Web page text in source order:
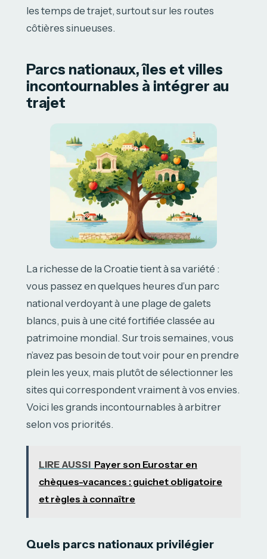
les temps de trajet, surtout sur les routes
côtières sinueuses.
Parcs nationaux, îles et villes
incontournables à intégrer au
trajet
La richesse de la Croatie tient à sa variété :
vous passez en quelques heures d’un parc
national verdoyant à une plage de galets
blancs, puis à une cité fortifiée classée au
patrimoine mondial. Sur trois semaines, vous
n’avez pas besoin de tout voir pour en prendre
plein les yeux, mais plutôt de sélectionner les
sites qui correspondent vraiment à vos envies.
Voici les grands incontournables à arbitrer
selon vos priorités.
LIRE AUSSI Payer son Eurostar en
chèques-vacances : guichet obligatoire
et règles à connaître
Quels parcs nationaux privilégier